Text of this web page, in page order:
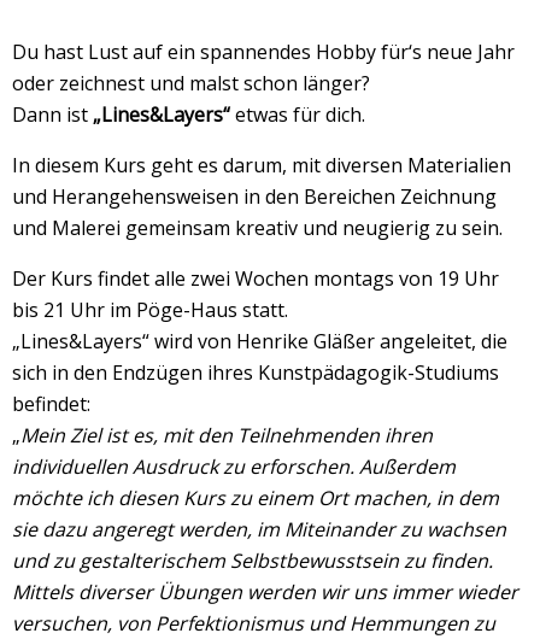
Presse/Newsletter
Du hast Lust auf ein spannendes Hobby für‘s neue Jahr
oder zeichnest und malst schon länger?
Dann ist „Lines&Layers“etwas für dich.
In diesem Kurs geht es darum, mit diversen Materialien
und Herangehensweisen in den Bereichen Zeichnung
und Malerei gemeinsam kreativ und neugierig zu sein.
Der Kurs findet alle zwei Wochen montags von 19 Uhr
bis 21 Uhr im Pöge-Haus statt.
„Lines&Layers“ wird von Henrike Gläßer angeleitet, die
sich in den Endzügen ihres Kunstpädagogik-Studiums
befindet:
„Mein Ziel ist es, mit den Teilnehmenden ihren
individuellen Ausdruck zu erforschen. Außerdem
möchte ich diesen Kurs zu einem Ort machen, in dem
sie dazu angeregt werden, im Miteinander zu wachsen
und zu gestalterischem Selbstbewusstsein zu finden.
Mittels diverser Übungen werden wir uns immer wieder
versuchen, von Perfektionismus und Hemmungen zu